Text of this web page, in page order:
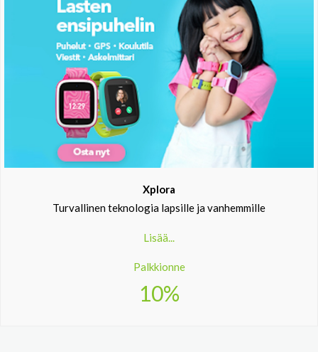
Xplora
Turvallinen teknologia lapsille ja vanhemmille
Lisää...
Palkkionne
10%